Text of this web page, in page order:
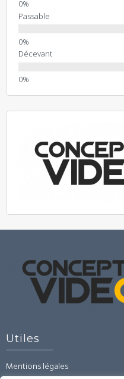
Passable
Décevant
Utiles
Mentions légales